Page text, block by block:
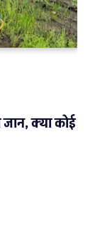
क्या कोई